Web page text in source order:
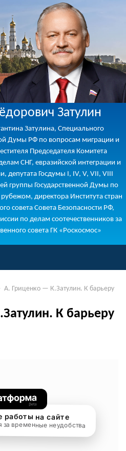
Затулин
Затулина, Специального
Думы РФ по вопросам миграции и
Председателя Комитета
СНГ, евразийской интеграции и
депутата Госдумы I, IV, V, VII, VIII
группы Государственной Думы по
директора Института стран
совета Совета Безопасности РФ,
по делам соотечественников за
совета ГК «Роскосмос»
А. Гриценко — К.Затулин. К барьеру
К барьеру